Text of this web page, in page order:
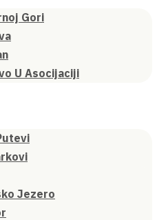
Gori
U Asocijaciji
Jezero